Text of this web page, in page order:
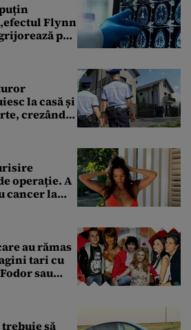
Flynn
pe
la casă și
crezând
operație. A
cancer la
au rămas
tari cu
sau
trebuie să